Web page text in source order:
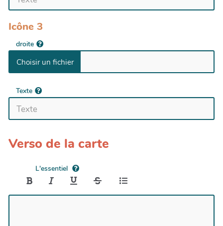
Icône 3
droite
Texte
Verso de la carte
L'essentiel